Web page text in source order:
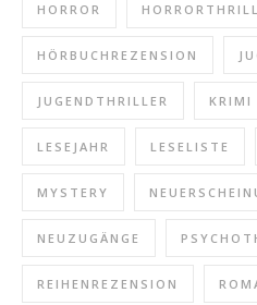
HORROR
HÖRBUCHREZENSION
JUGENDTHRILLER KRIMI
LESEJAHR LESELISTE
MYSTERY
NEUZUGÄNGE
REIHENREZENSION